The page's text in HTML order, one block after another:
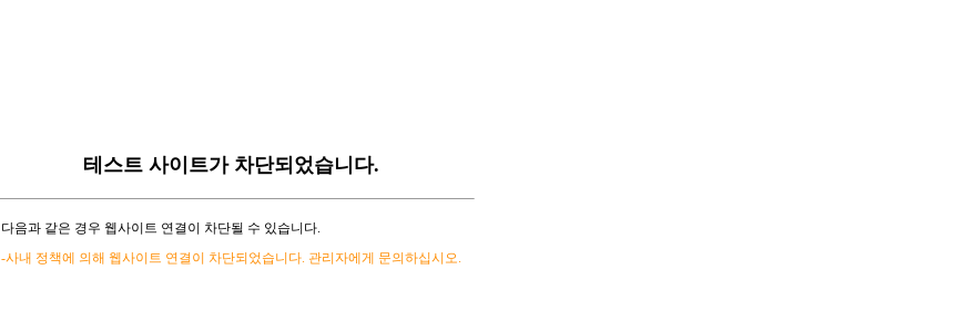
테스트 사이트가 차단되었습니다.
다음과 같은 경우 웹사이트 연결이 차단될 수 있습니다.
-사내 정책에 의해 웹사이트 연결이 차단되었습니다. 관리자에게 문의하십시오.